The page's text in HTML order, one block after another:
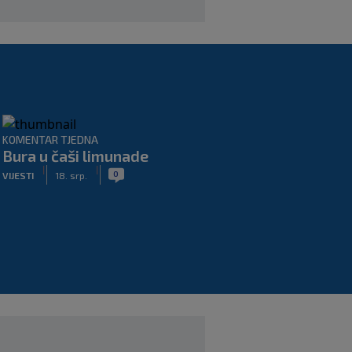
KOMENTAR TJEDNA
Bura u čaši limunade
VIJESTI
|
18. srp.
| 0